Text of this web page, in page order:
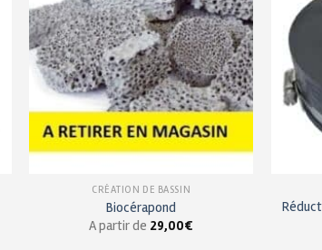
CRÉATION DE BASSIN
Biocérapond
A partir de 29,00€